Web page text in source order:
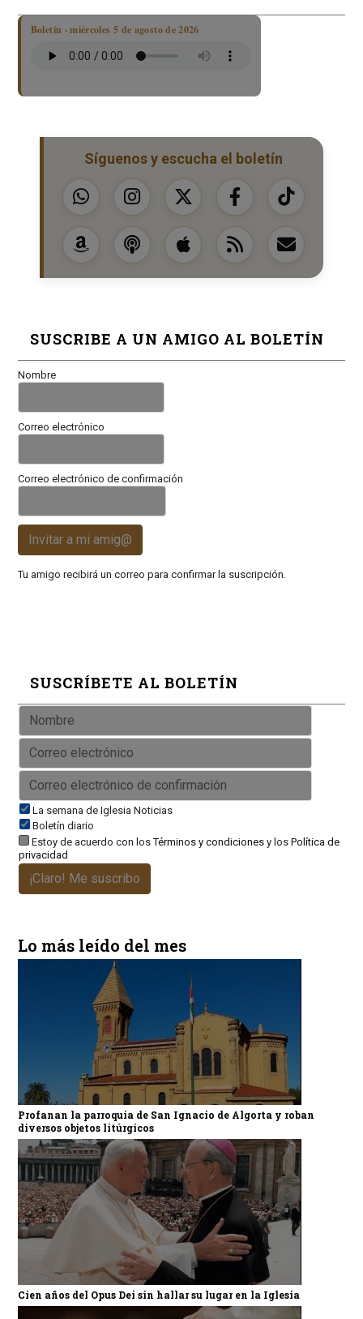
Boletín · miércoles 5 de agosto de 2026
Síguenos y escucha el boletín
SUSCRIBE A UN AMIGO AL BOLETÍN
Nombre
Correo electrónico
Correo electrónico de confirmación
Invitar a mi amig@
Tu amigo recibirá un correo para confirmar la suscripción.
SUSCRÍBETE AL BOLETÍN
La semana de Iglesia Noticias
Boletín diario
Estoy de acuerdo con losTérminos y condicionesy los Política de
privacidad
¡Claro! Me suscribo
Lo más leído del mes
Profanan la parroquia de San Ignacio de Algorta y roban
diversos objetos litúrgicos
Cien años del Opus Dei sin hallar su lugar en la Iglesia